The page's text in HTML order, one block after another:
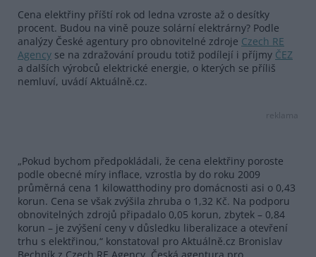
Cena elektřiny příští rok od ledna vzroste až o desítky
procent. Budou na vině pouze solární elektrárny? Podle
analýzy České agentury pro obnovitelné zdroje Czech RE
Agency se na zdražování proudu totiž podílejí i příjmy ČEZ
a dalších výrobců elektrické energie, o kterých se příliš
nemluví, uvádí Aktuálně.cz.
reklama
„Pokud bychom předpokládali, že cena elektřiny poroste
podle obecné míry inflace, vzrostla by do roku 2009
průměrná cena 1 kilowatthodiny pro domácnosti asi o 0,43
korun. Cena se však zvýšila zhruba o 1,32 Kč. Na podporu
obnovitelných zdrojů připadalo 0,05 korun, zbytek – 0,84
korun – je zvýšení ceny v důsledku liberalizace a otevření
trhu s elektřinou,“ konstatoval pro Aktuálně.cz Bronislav